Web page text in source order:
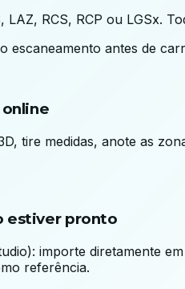
RCS, RCP ou LGSx.
escaneamento antes de
tire medidas, anote as
estiver pronto
importe diretamente
referência.